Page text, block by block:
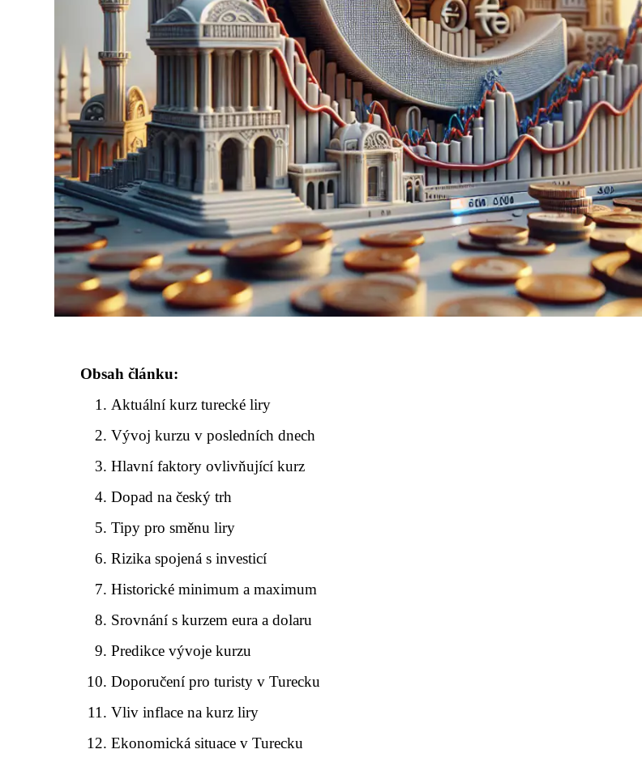
Obsah článku:
Aktuální kurz turecké liry
Vývoj kurzu v posledních dnech
Hlavní faktory ovlivňující kurz
Dopad na český trh
Tipy pro směnu liry
Rizika spojená s investicí
Historické minimum a maximum
Srovnání s kurzem eura a dolaru
Predikce vývoje kurzu
Doporučení pro turisty v Turecku
Vliv inflace na kurz liry
Ekonomická situace v Turecku